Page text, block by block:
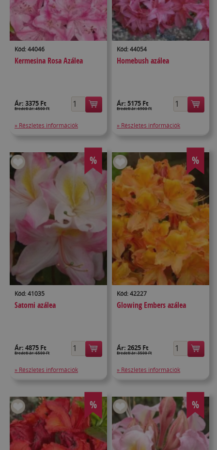
Kód: 44046
Kermesina Rosa Azálea
Ár: 3375 Ft
Eredeti ár: 4500 Ft
» Részletes információk
Kód: 44054
Homebush azálea
Ár:5175 Ft
Eredeti ár: 6900 Ft
» Részletes információk
%
Kód: 41035
Satomi azálea
Ár: 4875 Ft
Eredeti ár: 6500 Ft
» Részletes információk
%
Kód: 42227
Glowing Embers azálea
Ár:2625 Ft
Eredeti ár: 3500 Ft
» Részletes információk
% %